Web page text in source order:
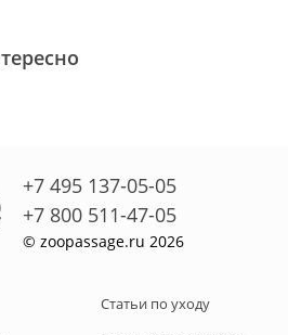
+7 495 137-05-05
+7 800 511-47-05
© zoopassage.ru 2026
Статьи по уходу